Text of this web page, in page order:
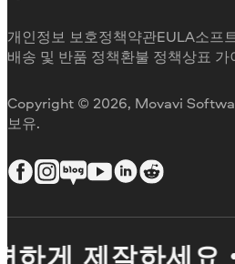
환불
Movavi를 선택하는 이유
업무용
Copyright © 2026, Movavi
보유.
개인정보 보호정책약관EULA소프
배송 및 반품 정책환불 정책상표 가